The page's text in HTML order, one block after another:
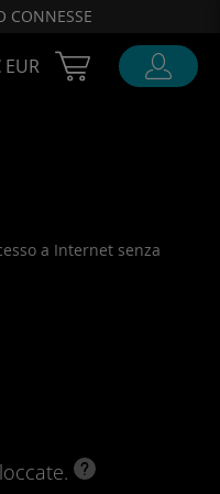
CONNESSE
EUR Cart Ubigi
a Internet senza